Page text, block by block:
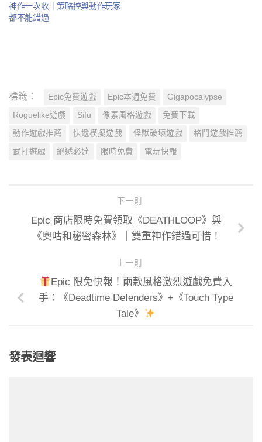
神作一次收｜策略控與動作玩家
都不能錯過
標籤： Epic免費遊戲 Epic本週免費 Gigapocalypse
Roguelike遊戲 Sifu 像素風格遊戲 免費下載
動作遊戲推薦 快遞模擬遊戲 怪獸破壞遊戲 格鬥遊戲推薦
武打遊戲 絕遞必達 限時免費 電玩快報
下一則
Epic 商店限時免費領取《DEATHLOOP》與
《奧咕和秘密森林》｜雙重神作錯過可惜！
上一則
Epic 限免快報！兩款風格激烈遊戲免費入
手：《Deadtime Defenders》+《Touch Type
Tale》
發表迴響